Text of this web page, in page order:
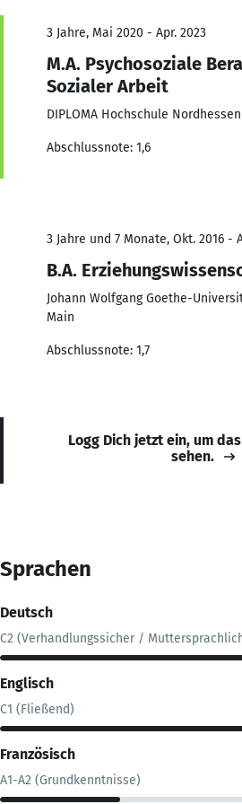
3 Jahre, Mai 2020 - Apr. 2023
M.A. Psychosoziale
Sozialer Arbeit
DIPLOMA Hochschule Nordhessen
Abschlussnote: 1,6
3 Jahre und 7 Monate, Okt. 2016 -
B.A.
Johann Wolfgang Goethe-
Main
Abschlussnote: 1,7
Logg Dich jetzt ein, um
sehen.
Sprachen
Deutsch
C2 (Verhandlungssicher /
Englisch
C1 (Fließend)
Französisch
A1-A2 (Grundkenntnisse)